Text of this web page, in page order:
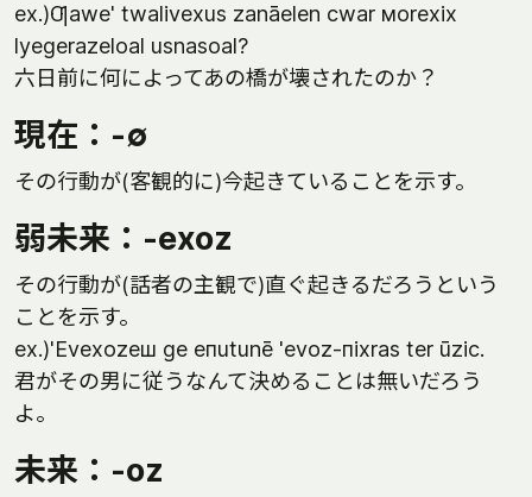
ex.)Ƣawe' twalivexus zanāelen cwar мorexix
lyegerazeloal usnasoal?
六日前に何によってあの橋が壊されたのか？
現在：-∅
その行動が(客観的に)今起きていることを示す。
弱未来：-exoz
その行動が(話者の主観で)直ぐ起きるだろうという
ことを示す。
ex.)'Evexozeш ge eпutunē 'evoz-пixras ter ūzic.
君がその男に従うなんて決めることは無いだろう
よ。
未来：-oz